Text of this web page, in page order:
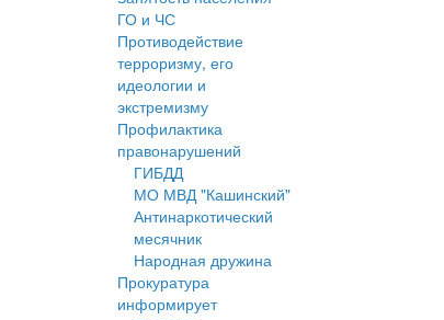
ГО и ЧС
Противодействие
терроризму, его
идеологии и
экстремизму
Профилактика
правонарушений
ГИБДД
МО МВД "Кашинский"
Антинаркотический
месячник
Народная дружина
Прокуратура
информирует